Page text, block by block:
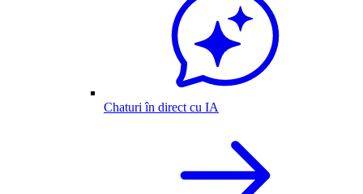
Chaturi în direct cu IA